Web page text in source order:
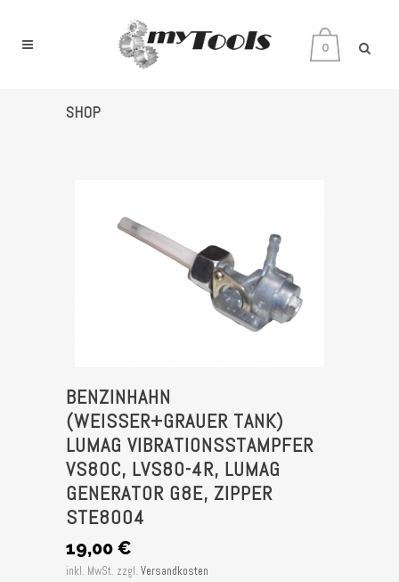
0
SHOP
BENZINHAHN
(WEISSER+GRAUER TANK) L
UMAG VIBRATIONSSTAMPFER V
S80C, LVS80-4R, LUMAG G
ENERATOR G8E, ZIPPER S
TE8004
19,00 €
inkl. MwSt. zzgl. Versandkosten